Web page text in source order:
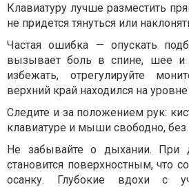
Клавиатуру лучше разместить
не придется тянуться или
Частая ошибка — опускать
вызывает боль в спине, шее и
избежать, отрегулируйте
верхний край находился на уровне
Следите и за положением рук:
клавиатуре и мыши свободно, без
Не забывайте о дыхании. При
становится поверхностным, что
осанку. Глубокие вдохи с